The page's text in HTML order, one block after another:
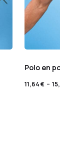
Polo en
11,64€ –